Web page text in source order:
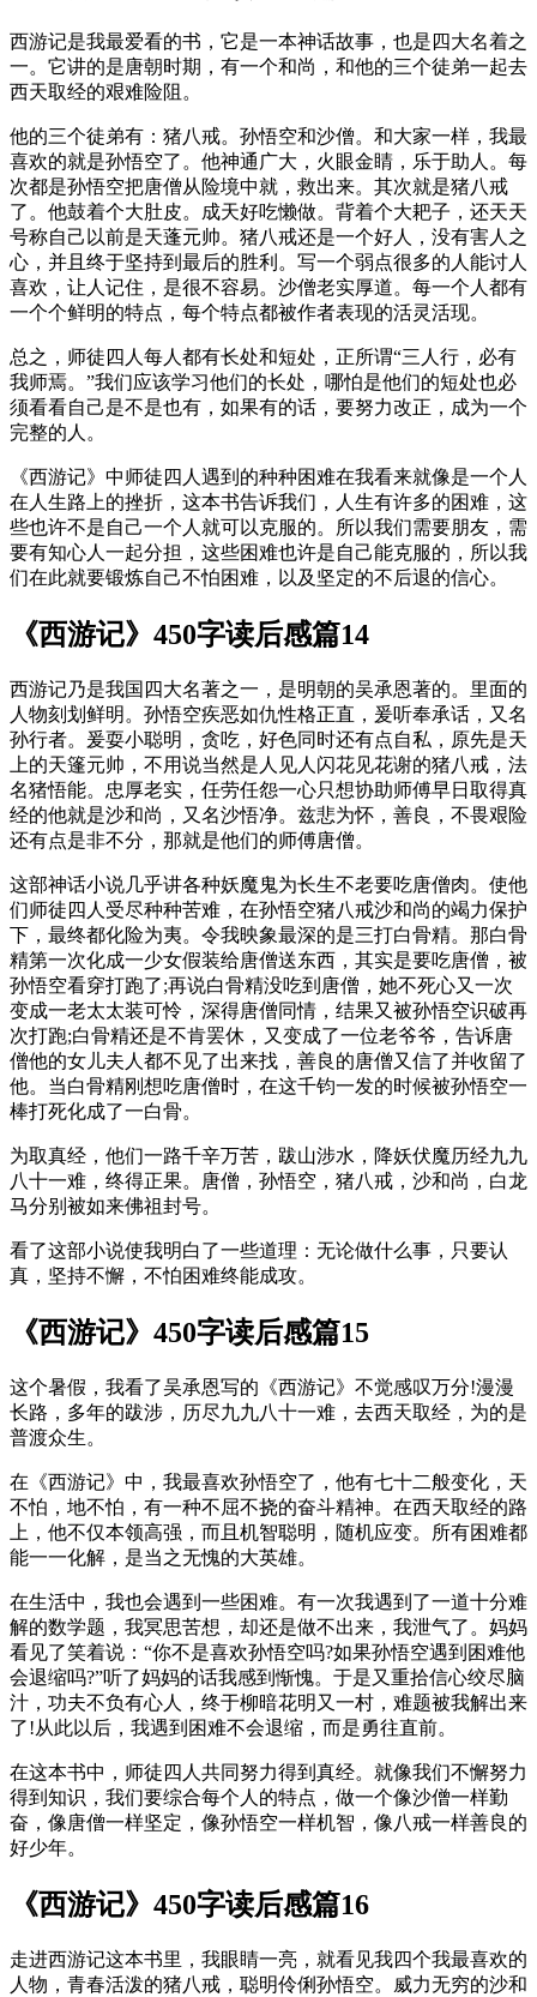
西游记是我最爱看的书，它是一本神话故事，也是四大名着之
一。它讲的是唐朝时期，有一个和尚，和他的三个徒弟一起去
西天取经的艰难险阻。
他的三个徒弟有：猪八戒。孙悟空和沙僧。和大家一样，我最
喜欢的就是孙悟空了。他神通广大，火眼金睛，乐于助人。每
次都是孙悟空把唐僧从险境中就，救出来。其次就是猪八戒
了。他鼓着个大肚皮。成天好吃懒做。背着个大耙子，还天天
号称自己以前是天蓬元帅。猪八戒还是一个好人，没有害人之
心，并且终于坚持到最后的胜利。写一个弱点很多的人能讨人
喜欢，让人记住，是很不容易。沙僧老实厚道。每一个人都有
一个个鲜明的特点，每个特点都被作者表现的活灵活现。
总之，师徒四人每人都有长处和短处，正所谓“三人行，必有
我师焉。”我们应该学习他们的长处，哪怕是他们的短处也必
须看看自己是不是也有，如果有的话，要努力改正，成为一个
完整的人。
《西游记》中师徒四人遇到的种种困难在我看来就像是一个人
在人生路上的挫折，这本书告诉我们，人生有许多的困难，这
些也许不是自己一个人就可以克服的。所以我们需要朋友，需
要有知心人一起分担，这些困难也许是自己能克服的，所以我
们在此就要锻炼自己不怕困难，以及坚定的不后退的信心。
《西游记》450字读后感篇14
西游记乃是我国四大名著之一，是明朝的吴承恩著的。里面的
人物刻划鲜明。孙悟空疾恶如仇性格正直，爰听奉承话，又名
孙行者。爰耍小聪明，贪吃，好色同时还有点自私，原先是天
上的天篷元帅，不用说当然是人见人闪花见花谢的猪八戒，法
名猪悟能。忠厚老实，任劳任怨一心只想协助师傅早日取得真
经的他就是沙和尚，又名沙悟净。兹悲为怀，善良，不畏艰险
还有点是非不分，那就是他们的师傅唐僧。
这部神话小说几乎讲各种妖魔鬼为长生不老要吃唐僧肉。使他
们师徒四人受尽种种苦难，在孙悟空猪八戒沙和尚的竭力保护
下，最终都化险为夷。令我映象最深的是三打白骨精。那白骨
精第一次化成一少女假装给唐僧送东西，其实是要吃唐僧，被
孙悟空看穿打跑了;再说白骨精没吃到唐僧，她不死心又一次
变成一老太太装可怜，深得唐僧同情，结果又被孙悟空识破再
次打跑;白骨精还是不肯罢休，又变成了一位老爷爷，告诉唐
僧他的女儿夫人都不见了出来找，善良的唐僧又信了并收留了
他。当白骨精刚想吃唐僧时，在这千钧一发的时候被孙悟空一
棒打死化成了一白骨。
为取真经，他们一路千辛万苦，跋山涉水，降妖伏魔历经九九
八十一难，终得正果。唐僧，孙悟空，猪八戒，沙和尚，白龙
马分别被如来佛祖封号。
看了这部小说使我明白了一些道理：无论做什么事，只要认
真，坚持不懈，不怕困难终能成攻。
《西游记》450字读后感篇15
这个暑假，我看了吴承恩写的《西游记》不觉感叹万分!漫漫
长路，多年的跋涉，历尽九九八十一难，去西天取经，为的是
普渡众生。
在《西游记》中，我最喜欢孙悟空了，他有七十二般变化，天
不怕，地不怕，有一种不屈不挠的奋斗精神。在西天取经的路
上，他不仅本领高强，而且机智聪明，随机应变。所有困难都
能一一化解，是当之无愧的大英雄。
在生活中，我也会遇到一些困难。有一次我遇到了一道十分难
解的数学题，我冥思苦想，却还是做不出来，我泄气了。妈妈
看见了笑着说：“你不是喜欢孙悟空吗?如果孙悟空遇到困难他
会退缩吗?”听了妈妈的话我感到惭愧。于是又重拾信心绞尽脑
汁，功夫不负有心人，终于柳暗花明又一村，难题被我解出来
了!从此以后，我遇到困难不会退缩，而是勇往直前。
在这本书中，师徒四人共同努力得到真经。就像我们不懈努力
得到知识，我们要综合每个人的特点，做一个像沙僧一样勤
奋，像唐僧一样坚定，像孙悟空一样机智，像八戒一样善良的
好少年。
《西游记》450字读后感篇16
走进西游记这本书里，我眼睛一亮，就看见我四个我最喜欢的
人物，青春活泼的猪八戒，聪明伶俐孙悟空。威力无穷的沙和